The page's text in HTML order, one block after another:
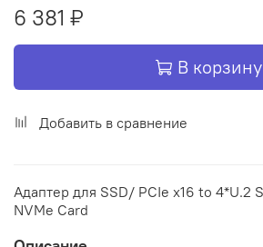
6 381 ₽
В корзину
Добавить в сравнение
Адаптер для SSD/ PCIe x16 to 4*U.2
NVMe Card